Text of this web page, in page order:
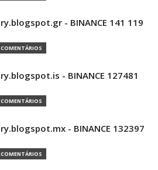
- BINANCE 141 119
- BINANCE 127481
- BINANCE 132397